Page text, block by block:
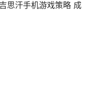
思汗手机游戏策略 成